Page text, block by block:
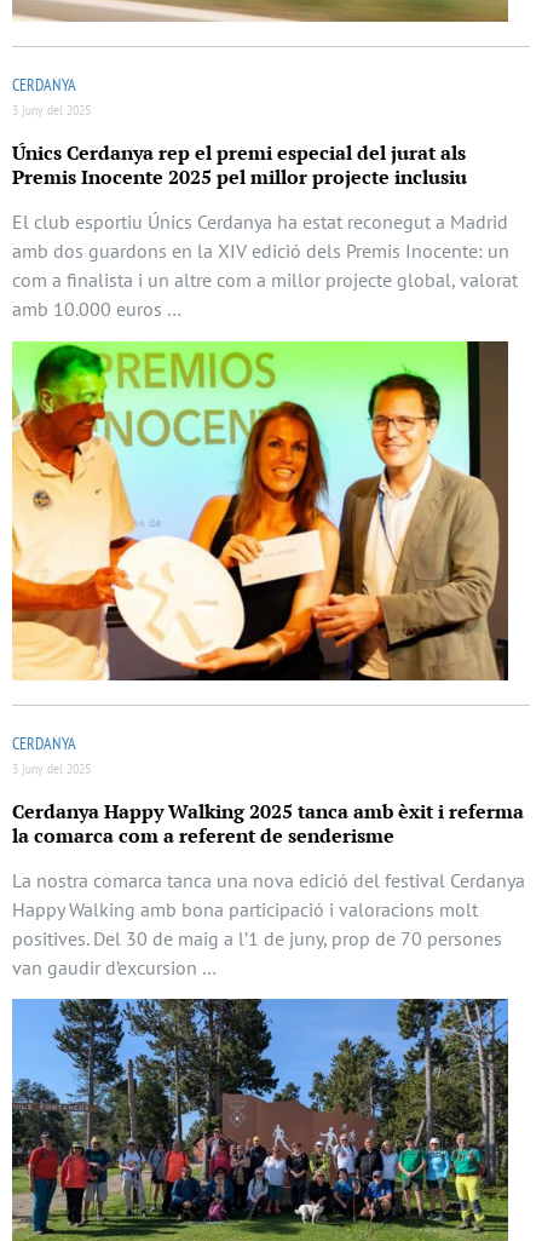
CERDANYA
3 juny del 2025
Únics Cerdanya rep el premi especial del jurat als
Premis Inocente 2025 pel millor projecte inclusiu
El club esportiu Únics Cerdanya ha estat reconegut a Madrid
amb dos guardons en la XIV edició dels Premis Inocente: un
com a finalista i un altre com a millor projecte global, valorat
amb 10.000 euros …
CERDANYA
3 juny del 2025
Cerdanya Happy Walking 2025 tanca amb èxit i referma
la comarca com a referent de senderisme
La nostra comarca tanca una nova edició del festival Cerdanya
Happy Walking amb bona participació i valoracions molt
positives. Del 30 de maig a l’1 de juny, prop de 70 persones
van gaudir d’excursion …